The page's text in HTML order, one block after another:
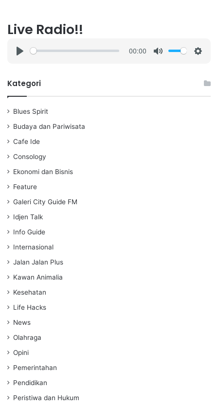
Live Radio!!
a
00:00
Kategori
Blues Spirit
Budaya dan Pariwisata
Cafe Ide
Consology
Ekonomi dan Bisnis
Feature
Galeri City Guide FM
Idjen Talk
Info Guide
Internasional
Jalan Jalan Plus
Kawan Animalia
Kesehatan
Life Hacks
News
Olahraga
Opini
Pemerintahan
Pendidikan
Peristiwa dan Hukum